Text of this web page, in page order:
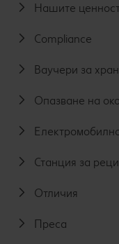
Нашите
Compliance
Ваучери за
Опазване на
Станция за
Отличия
Преса